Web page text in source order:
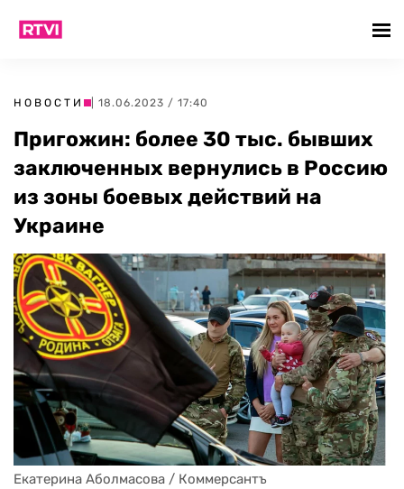
НОВОСТИ | 18.06.2023 / 17:40
Пригожин: более 30 тыс. бывших
заключенных вернулись в Россию
из зоны боевых действий на
Украине
Екатерина Аболмасова / Коммерсантъ